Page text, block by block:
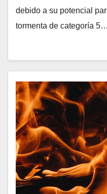
debido a su potencial
tormenta de categoría 5…